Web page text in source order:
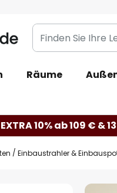
Finden
Sie
Leuchte...
Räume
EXTRA 10% ab 109 € &
Einbaustrahler &